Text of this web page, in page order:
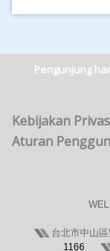
Pengunjung
Kebijakan
Aturan
台北市中山
1166